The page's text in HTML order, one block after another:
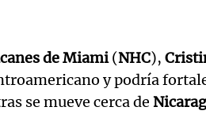
de Miami(NHC),
y podría
se mueve cerca de